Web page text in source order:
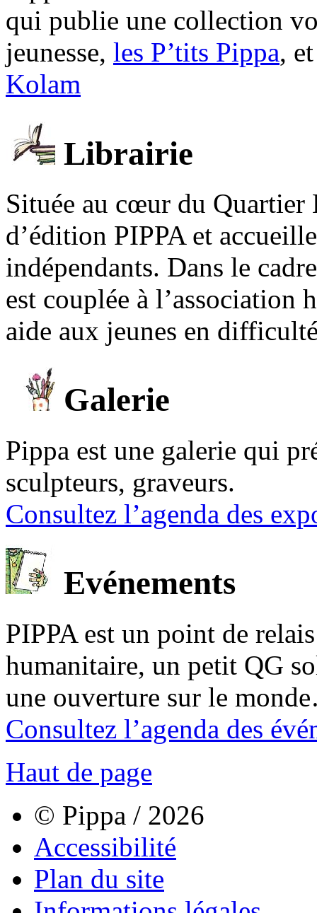
qui publie une collection
jeunesse, les P’tits Pippa,
Kolam
Librairie
Située au cœur du Quartier
d’édition PIPPA et
indépendants. Dans le
est couplée à l’association
aide aux jeunes en
Galerie
Pippa est une galerie qui
sculpteurs, graveurs.
Consultez l’agenda des
Evénements
PIPPA est un point de
humanitaire, un petit QG
une ouverture sur le
Consultez l’agenda des
Haut de page
© Pippa / 2026
Accessibilité
Plan du site